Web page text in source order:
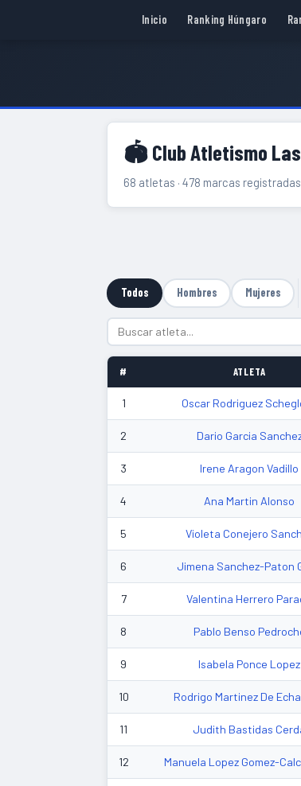
Inicio Ranking Húngaro
🏟 Club Atletismo Las
68 atletas · 478 marcas
Todos Hombres Mujeres
# ATLETA
1 Oscar Rodriguez
2 Dario Garcia
3 Irene Aragon Vadillo
4 Ana Martin Alonso
5 Violeta Conejero
6 Jimena Sanchez-Paton
7 Valentina Herrero
8 Pablo Benso
9 Isabela Ponce Lopez
10 Rodrigo Martinez De
11 Judith Bastidas
12 Manuela Lopez Gomez-